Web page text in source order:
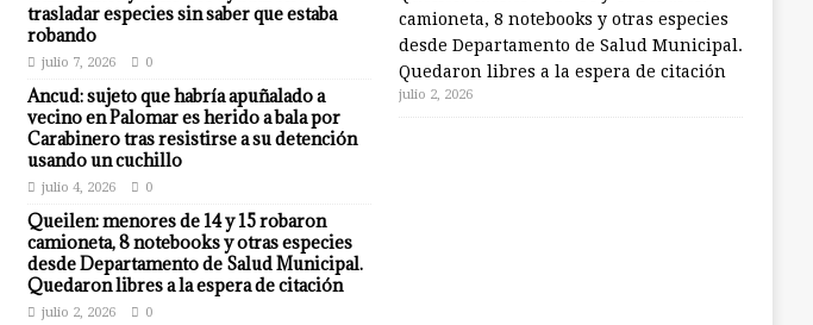
trasladar especies sin saber que estaba
robando
julio 7, 2026 0
Ancud: sujeto que habría apuñalado a
vecino en Palomar es herido a bala por
Carabinero tras resistirse a su detención
usando un cuchillo
julio 4, 2026 0
Queilen: menores de 14 y 15 robaron
camioneta, 8 notebooks y otras especies
desde Departamento de Salud Municipal.
Quedaron libres a la espera de citación
julio 2, 2026 0
camioneta, 8 notebooks y otras especies
desde Departamento de Salud Municipal.
Quedaron libres a la espera de citación
julio 2, 2026